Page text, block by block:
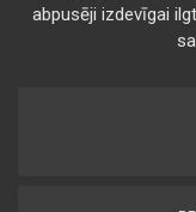
abpusēji izdevīgai